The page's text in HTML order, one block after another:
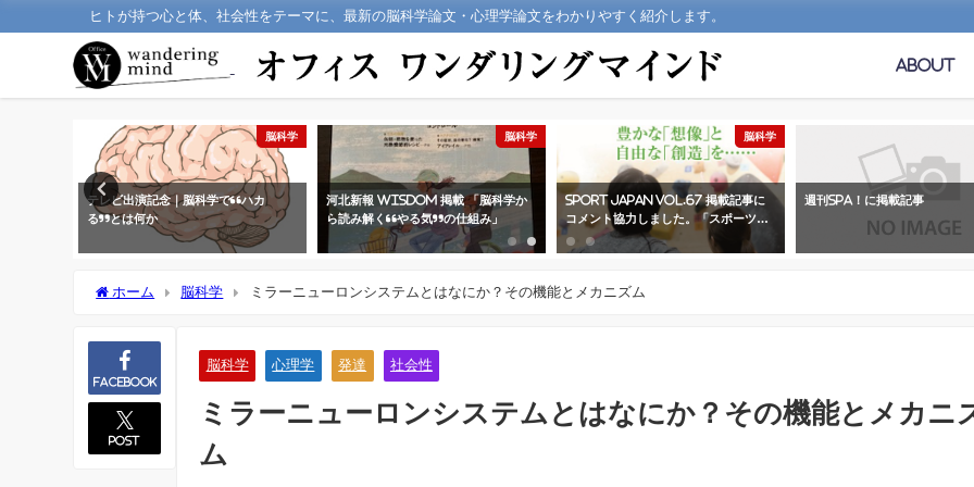
ヒトが持つ心と体、社会性をテーマに、最新の脳科学論文・心理学論文をわかりやすく紹介します。
About
脳科学
テレビ出演記念｜脳科学で“ハカ
る”とは何か
脳科学
河北新報 WisDom 掲載 「脳科学か
ら読み解く“やる気”の仕組み」
脳科学
Sport japan Vol.67 掲載記事に
コメント協力しました。「スポーツと
創造性 ― 脳科学から見た子どもの成
長」
週刊SPA！に掲載記事
ホーム 脳科学 ミラーニューロンシステムとはなにか？その機能とメカニズム
Facebook
post
脳科学 心理学 発達 社会性
ミラーニューロンシステムとはなにか？その機能とメカニ
ム